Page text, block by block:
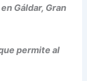
Gáldar, Gran
permite al